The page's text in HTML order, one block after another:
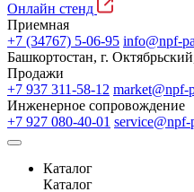
Онлайн стенд
Приемная
+7 (34767) 5-06-95 info@npf-
Башкортостан, г.
Продажи
+7 937 311-58-12 market@npf-
Инженерное сопровождение
+7 927 080-40-01 service@npf-
Каталог
Каталог